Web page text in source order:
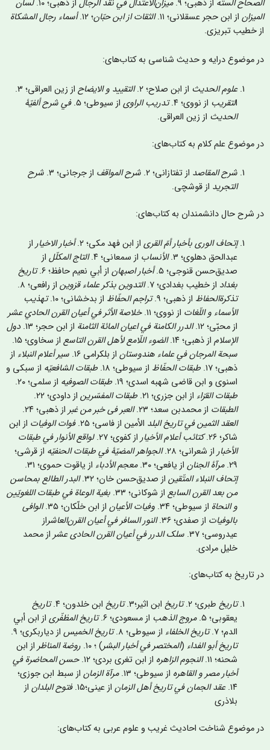
الستّهاز ذهبی؛ ۹. میزان‌الاعتدال في نقد الرجالاز ذهبی؛ ۱۰.
لسان
از ابن حجر عسقلانی؛ ۱۱. الثقات از ابن حبّان؛ ۱۲.
أسماء رجال المشکاة
خطیب تبریزی.
موضوع درایه و حدیث شناسی به کتاب‌های:
علوم الحديثاز ابن صلاح؛ ٢. التقييد و الايضاح
از زین العراقی؛ ٣.
لتقريباز نووی؛ ۴. تدريب الراویاز سیوطی؛ ۵.
في شرح ألفيّۀ
الحديثاز زین العراقی.
موضوع علم کلام به کتاب‌های:
شرح المقاصداز تفتازانی؛ ۲. شرح المواقفاز جرجانی؛ ۳.
شرح
التجریداز قوشچی.
شرح حال دانشمندان به کتاب‌های:
إتحاف الوری بأخبار أمّ القرىاز ابن فهد مکی؛ ۲. أخبار الاخیاراز
عبدالحق دهلوی؛ ٣.
الأنساباز سمعانی؛ ۴. التاج المکلّلاز
صدیق‌حسن قنوجی؛ ۵.
أخبار اصبهاناز أبي نعیم حافظ؛ ۶.
تاریخ
بغداداز خطیب بغدادی؛ ٧. التدوين بذکر علماء قزویناز رافعی؛ ۸.
تذکرة‌الحفاظاز ذهبی؛ ۹. تراجم الحفّاظاز بدخشانی؛ ۱۰.
تهذيب
الأسماء و اللّغاتاز نووی؛ ۱۱.
خلاصة الأثر في أعيان القرن الحادي عشر
از محبّی؛ ۱۲.
الدرر الکامنة في اعيان المائة الثامنةاز ابن حجر؛ ۱۳.
دول
الإسلاماز ذهبی؛ ۱۴. الضوء اللّامع لأهل القرن التاسعاز سخاوی؛ ۱۵.
سبحة المرجان في علماء هندوستاناز بلکرامی ۱۶. سير أعلام النبلاءاز
ذهبی؛ ۱۷.
طبقات الحفّاظاز سیوطی؛ ۱۸. طبقات الشافعیّهاز سبکی و
اسنوی و ابن قاضی شهبه اسدی؛ ۱۹.
طبقات الصوفیهاز سلمی؛ ۲۰.
طبقات القرّاءاز ابن جزری؛ ۲۱. طبقات المفسّریناز داودی؛ ۲۲.
الطبقاتاز محمدبن سعد؛ ۲۳. العبر فی خبر من غبراز ذهبی؛ ٢٤.
العقد الثمين في تاريخ البلدالأمين از فاسی؛ ۲۵. فوات الوفياتاز ابن
شاکر؛ ۲۶.
کتائب أعلام الأخیاراز کفوی؛ ۲۷.
لواقع الأنوار في طبقات
الأخباراز شعرانی؛ ۲۸. الجواهر المضيّۀ في طبقات الحنفیّهاز قرشی؛
مرآۀ الجناناز یافعی؛ ۳۰. معجم الأدباءاز یاقوت حموی؛ ۳۱.
إتحاف النبلاء المتّقیناز صدیق‌حسن خان؛ ۳۲.
البدر الطالع بمحاسن
من بعد القرن السابعاز شوکانی؛ ۳۳.
بغية الوعاة في طبقات اللغويّين
و النحاةاز سیوطی؛ ۳۴. وفيات الأعياناز ابن خلّکان؛ ۳۵.
الوافی
بالوفياتاز صفدی؛ ۳۶. النور السافر في أعیان القرن‌العاشراز
عیدروسی؛ ۳۷.
سلک الدرر في أعيان القرن الحادی عشراز محمد
خلیل مرادی.
تاریخ به کتاب‌های:
تاریخطبری؛ ۲. تاریخابن اثیر؛۳. تاریخابن خلدون؛ ۴.
تاریخ
یعقوبی؛ ۵.
مروج الذهباز مسعودی؛ ۶. تاريخ المظفّریاز ابن أبي
الدم؛ ۷.
تاریخ الخلفاءاز سیوطی؛ ۸. تاريخ الخميساز دیاربکری؛ ۹.
تاريخ أبو الفداء(المختصر في أخبار البشر) ؛ ۱۰. روضة المناظراز ابن
شحنه؛ ۱۱.
النجوم الزاهرهاز ابن تغری بردی؛ ۱۲.
حسن المحاضرة في
أخبار مصر و القاهرهاز سیوطی؛ ۱۳. مرآة الزماناز سبط ابن جوزی؛
عقد الجمان في تاريخ أهل الزماناز عینی؛۱۵. فتوح البلداناز
بلاذری
موضوع شناخت احاديث غريب و علوم عربی به کتاب‌های: